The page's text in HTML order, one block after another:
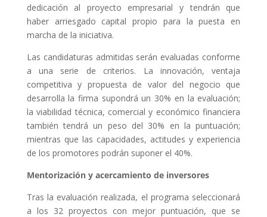
dedicación al proyecto empresarial y tendrán que
haber arriesgado capital propio para la puesta en
marcha de la iniciativa.
Las candidaturas admitidas serán evaluadas conforme
a una serie de criterios. La innovación, ventaja
competitiva y propuesta de valor del negocio que
desarrolla la firma supondrá un 30% en la evaluación;
la viabilidad técnica, comercial y económico financiera
también tendrá un peso del 30% en la puntuación;
mientras que las capacidades, actitudes y experiencia
de los promotores podrán suponer el 40%.
Mentorización y acercamiento de inversores
Tras la evaluación realizada, el programa seleccionará
a los 32 proyectos con mejor puntuación, que se